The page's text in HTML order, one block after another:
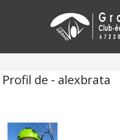
Profil de - alexbrata